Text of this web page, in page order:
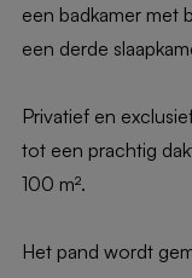
een badkamer met
een derde
Privatief en
tot een prachtig
100 m².
Het pand wordt